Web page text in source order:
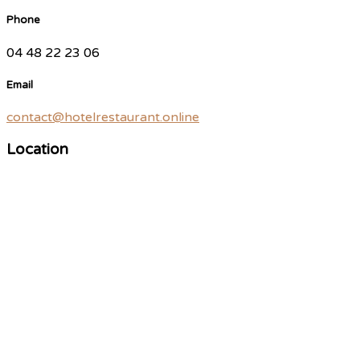
Phone
04 48 22 23 06
Email
contact@hotelrestaurant.online
Location